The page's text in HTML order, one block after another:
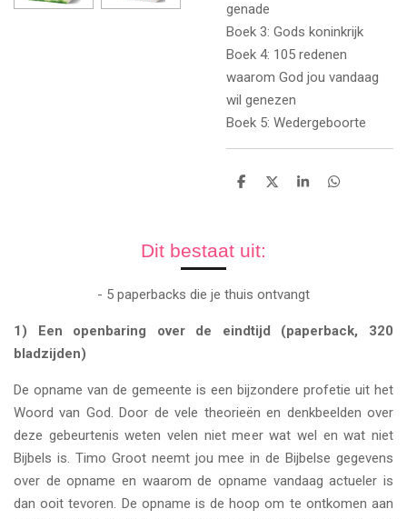
genade
Boek 3: Gods koninkrijk
Boek 4: 105 redenen
waarom God jou vandaag
wil genezen
Boek 5: Wedergeboorte
D
D
S
D
Dit bestaat uit:
- 5 paperbacks die je thuis ontvangt
1) Een openbaring over de eindtijd (paperback, 320
bladzijden)
De opname van de gemeente is een bijzondere profetie uit het
Woord van God. Door de vele theorieën en denkbeelden over
deze gebeurtenis weten velen niet meer wat wel en wat niet
Bijbels is. Timo Groot neemt jou mee in de Bijbelse gegevens
over de opname en waarom de opname vandaag actueler is
dan ooit tevoren. De opname is de hoop om te ontkomen aan